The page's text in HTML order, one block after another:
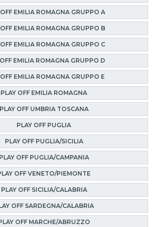
EMILIA ROMAGNA GRUPPO A
EMILIA ROMAGNA GRUPPO B
EMILIA ROMAGNA GRUPPO C
EMILIA ROMAGNA GRUPPO D
EMILIA ROMAGNA GRUPPO E
PLAY OFF EMILIA ROMAGNA
PLAY OFF UMBRIA TOSCANA
PLAY OFF PUGLIA
PLAY OFF PUGLIA/SICILIA
PLAY OFF PUGLIA/CAMPANIA
OFF VENETO/PIEMONTE
PLAY OFF SICILIA/CALABRIA
OFF SARDEGNA/CALABRIA
OFF MARCHE/ABRUZZO